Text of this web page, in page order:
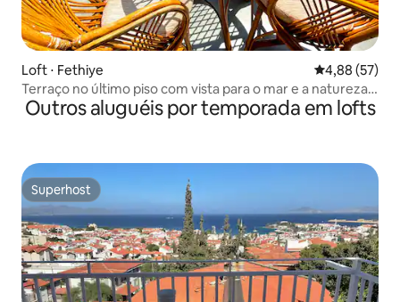
Loft ⋅ Fethiye 4,88 de uma
4,88 (57)
Terraço no último piso com vista para o mar e a natureza
em Ölüdeniz
Outros aluguéis por temporada em lofts
Superhost
Superhost